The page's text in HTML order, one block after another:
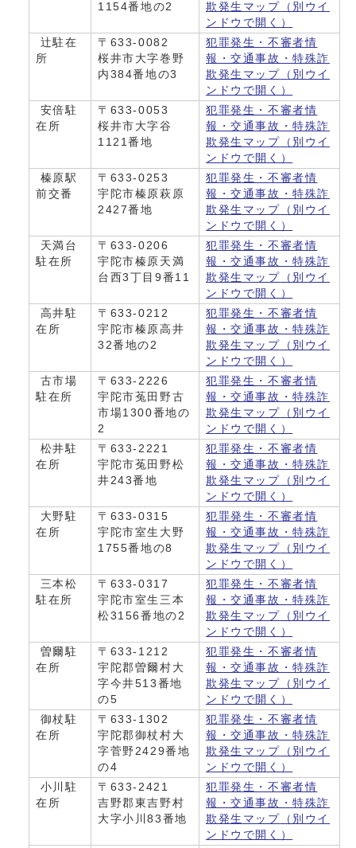
1154番地の2
欺発生マップ
（別ウイ
ンドウで開く）
辻駐在
所
〒633-0082
桜井市大字巻野
内384番地の3
犯罪発生・不審者情
報・交通事故・特殊詐
欺発生マップ
（別ウイ
ンドウで開く）
安倍駐
在所
〒633-0053
桜井市大字谷
1121番地
犯罪発生・不審者情
報・交通事故・特殊詐
欺発生マップ
（別ウイ
ンドウで開く）
榛原駅
前交番
〒633-0253
宇陀市榛原萩原
2427番地
犯罪発生・不審者情
報・交通事故・特殊詐
欺発生マップ
（別ウイ
ンドウで開く）
天満台
駐在所
〒633-0206
宇陀市榛原天満
台西3丁目9番11
犯罪発生・不審者情
報・交通事故・特殊詐
欺発生マップ
（別ウイ
ンドウで開く）
高井駐
在所
〒633-0212
宇陀市榛原高井
32番地の2
犯罪発生・不審者情
報・交通事故・特殊詐
欺発生マップ
（別ウイ
ンドウで開く）
古市場
駐在所
〒633-2226
宇陀市菟田野古
市場1300番地の
2
犯罪発生・不審者情
報・交通事故・特殊詐
欺発生マップ
（別ウイ
ンドウで開く）
松井駐
在所
〒633-2221
宇陀市菟田野松
井243番地
犯罪発生・不審者情
報・交通事故・特殊詐
欺発生マップ
（別ウイ
ンドウで開く）
大野駐
在所
〒633-0315
宇陀市室生大野
1755番地の8
犯罪発生・不審者情
報・交通事故・特殊詐
欺発生マップ
（別ウイ
ンドウで開く）
三本松
駐在所
〒633-0317
宇陀市室生三本
松3156番地の2
犯罪発生・不審者情
報・交通事故・特殊詐
欺発生マップ
（別ウイ
ンドウで開く）
曽爾駐
在所
〒633-1212
宇陀郡曽爾村大
字今井513番地
の5
犯罪発生・不審者情
報・交通事故・特殊詐
欺発生マップ
（別ウイ
ンドウで開く）
御杖駐
在所
〒633-1302
宇陀郡御杖村大
字菅野2429番地
の4
犯罪発生・不審者情
報・交通事故・特殊詐
欺発生マップ
（別ウイ
ンドウで開く）
小川駐
在所
〒633-2421
吉野郡東吉野村
大字小川83番地
犯罪発生・不審者情
報・交通事故・特殊詐
欺発生マップ
（別ウイ
ンドウで開く）